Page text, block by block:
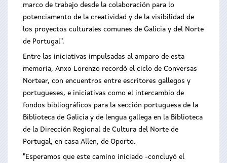
marco de trabajo desde la colaboración para lo
potenciamento de la creatividad y de la visibilidad de
los proyectos culturales comunes de Galicia y del Norte
de Portugal".
Entre las iniciativas impulsadas al amparo de esta
memoria, Anxo Lorenzo recordó el ciclo de Conversas
Nortear, con encuentros entre escritores gallegos y
portugueses, e iniciativas como el intercambio de
fondos bibliográficos para la sección portuguesa de la
Biblioteca de Galicia y de lengua gallega en la Biblioteca
de la Dirección Regional de Cultura del Norte de
Portugal, en casa Allen, de Oporto.
"Esperamos que este camino iniciado -concluyó el